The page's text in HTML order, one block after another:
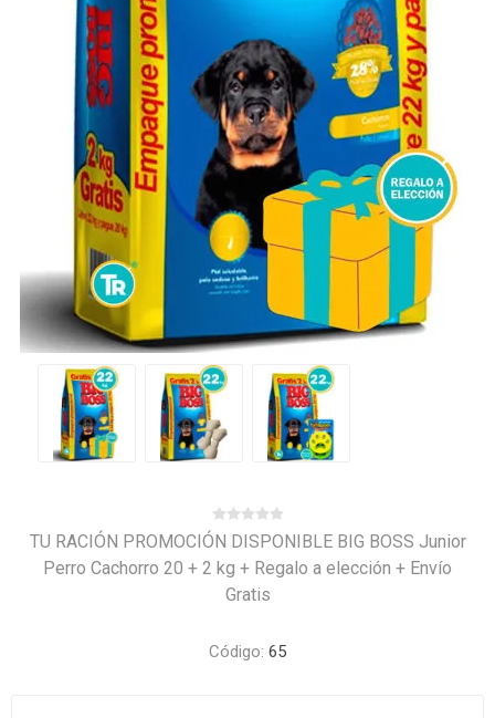
TU RACIÓN PROMOCIÓN DISPONIBLE BIG BOSS Junior
Perro Cachorro 20 + 2 kg + Regalo a elección + Envío
Gratis
Código: 65